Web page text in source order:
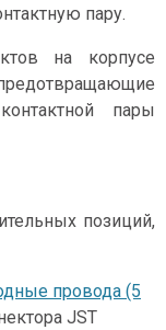
пару.
на корпусе
пары
позиций,
провода (5
JST